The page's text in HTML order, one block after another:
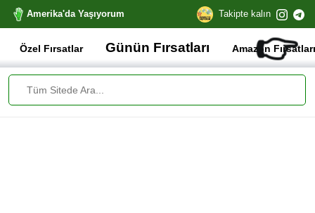
Amerika'da Yaşıyorum Takipte kalın
👉
Özel Fırsatlar Günün Fırsatları Amazon Fırsatları